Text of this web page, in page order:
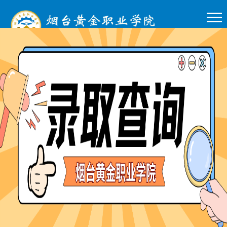
金院要闻
NEWS
更多